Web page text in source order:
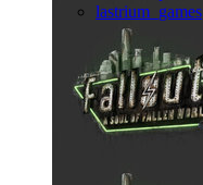
lastrium_games